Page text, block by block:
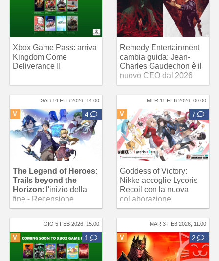
Xbox Game Pass: arriva
Kingdom Come
Deliverance II
Remedy Entertainment
cambia guida: Jean-
Charles Gaudechon è il
nuovo CEO dal 2026
SAB 14 FEB 2026, 14:00
V 4
The Legend of Heroes:
Trails beyond the
Horizon: l'inizio della
fine - Recensione
MER 11 FEB 2026, 00:00
V 7
Goddess of Victory:
Nikke accoglie Lycoris
Recoil con la nuova
collaborazione
GIO 5 FEB 2026, 15:00
V 1
MAR 3 FEB 2026, 11:00
V 2